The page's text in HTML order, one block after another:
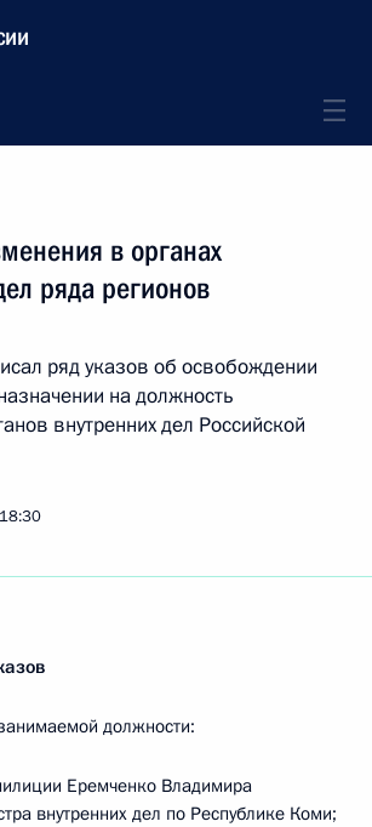
в органах
ряда регионов
ряд указов об освобождении
на должность
внутренних дел Российской
18:30
должности:
Еремченко Владимира
внутренних дел по Республике Коми;